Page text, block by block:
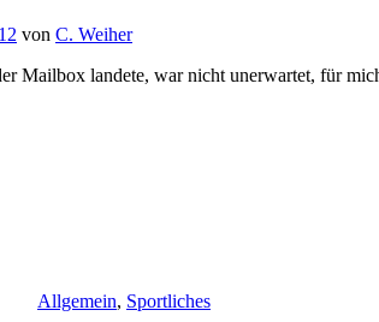
von C. Weiher
Mailbox landete, war nicht unerwartet, für
Allgemein, Sportliches